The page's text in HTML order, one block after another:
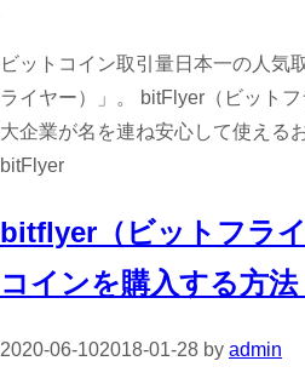
ビットコイン取引量日本一の人気
ライヤー）」。 bitFlyer（ビット
大企業が名を連ね安心して使える
bitFlyer
bitflyer（ビットフラ
コインを購入する方法
2020-06-102018-01-28 by admin